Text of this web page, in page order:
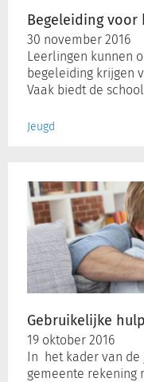
Begeleiding
30 november 2016
Leerlingen kunnen
begeleiding krijgen
Vaak biedt de
Jeugd
Gebruikelijke
19 oktober 2016
In het kader van
gemeente rekening
hulp
Jeugdwet